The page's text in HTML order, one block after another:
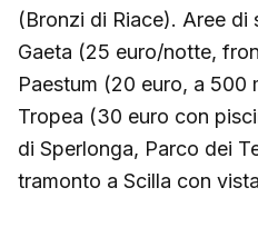
(Bronzi di Riace). Aree di
Gaeta (25 euro/notte,
Paestum (20 euro, a 500
Tropea (30 euro con
di Sperlonga, Parco dei
tramonto a Scilla con